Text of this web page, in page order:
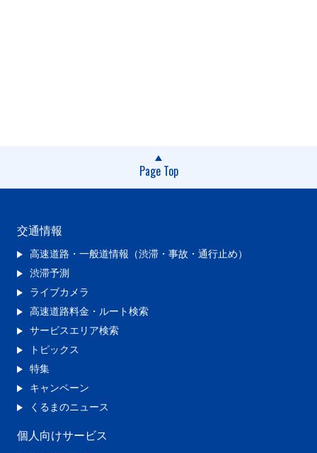
Page Top
交通情報
高速道路・一般道情報（渋滞・事故・通行止め）
渋滞予測
ライブカメラ
高速道路料金・ルート検索
サービスエリア検索
トピックス
特集
キャンペーン
くるまのニュース
個人向けサービス